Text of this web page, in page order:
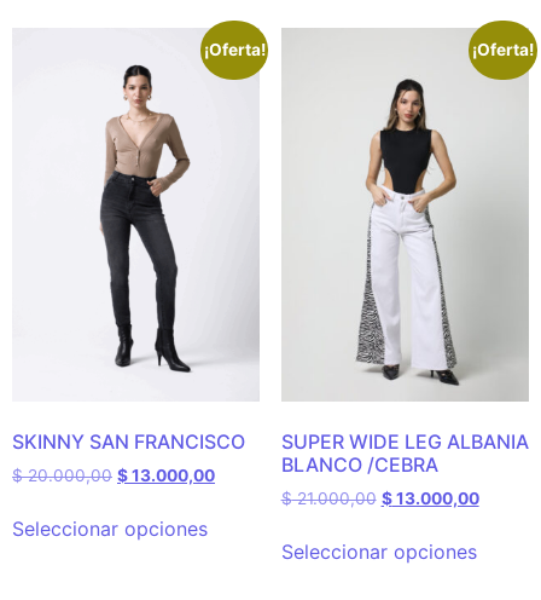
¡Oferta!
SKINNY SAN FRANCISCO
$20.000,00 $13.000,00
Seleccionar opciones
¡Oferta!
SUPER WIDE LEG ALBANIA
BLANCO /CEBRA
$21.000,00 $13.000,00
Seleccionar opciones